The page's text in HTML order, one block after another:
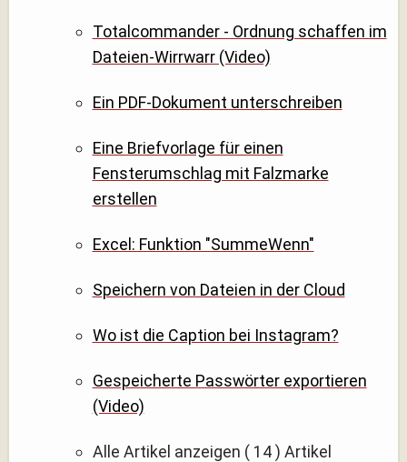
Totalcommander - Ordnung schaffen im
Dateien-Wirrwarr (Video)
Ein PDF-Dokument unterschreiben
Eine Briefvorlage für einen
Fensterumschlag mit Falzmarke
erstellen
Excel: Funktion "SummeWenn"
Speichern von Dateien in der Cloud
Wo ist die Caption bei Instagram?
Gespeicherte Passwörter exportieren
(Video)
Alle Artikel anzeigen ( 14 ) Artikel